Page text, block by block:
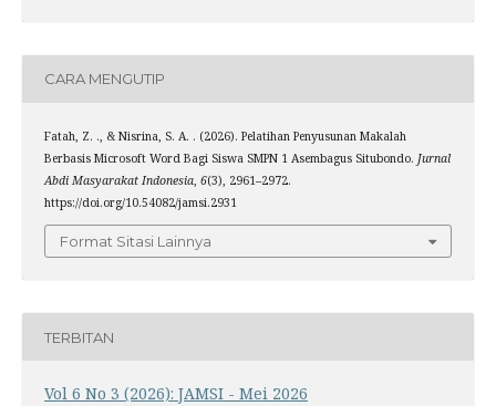
CARA MENGUTIP
Fatah, Z. ., & Nisrina, S. A. . (2026). Pelatihan Penyusunan Makalah
Berbasis Microsoft Word Bagi Siswa SMPN 1 Asembagus Situbondo. Jurnal
Abdi Masyarakat Indonesia, 6(3), 2961–2972.
https://doi.org/10.54082/jamsi.2931
Format Sitasi Lainnya
TERBITAN
Vol 6 No 3 (2026): JAMSI - Mei 2026